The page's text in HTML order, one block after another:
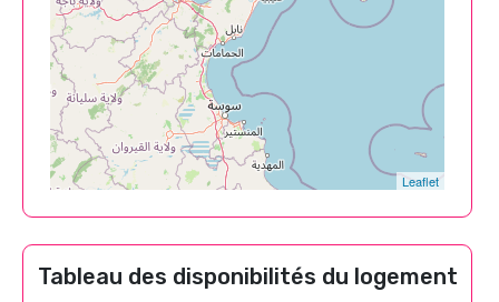
Leaflet
Tableau des disponibilités du logement